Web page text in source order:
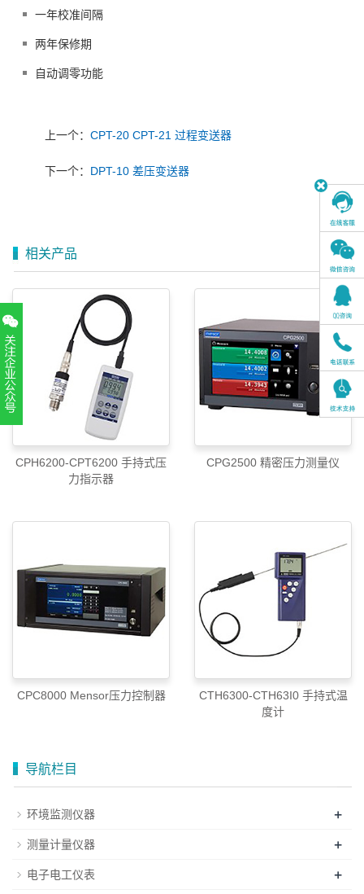
一年校准间隔
两年保修期
自动调零功能
上一个： CPT-20 CPT-21 过程变送器
下一个： DPT-10 差压变送器
相关产品
CPH6200-CPT6200 手持式压
力指示器
CPG2500 精密压力测量仪
CPC8000 Mensor压力控制器
CTH6300-CTH63I0 手持式温
度计
导航栏目
环境监测仪器 +
测量计量仪器 +
电子电工仪表 +
扫一扫，关注官方账号
010-52867771